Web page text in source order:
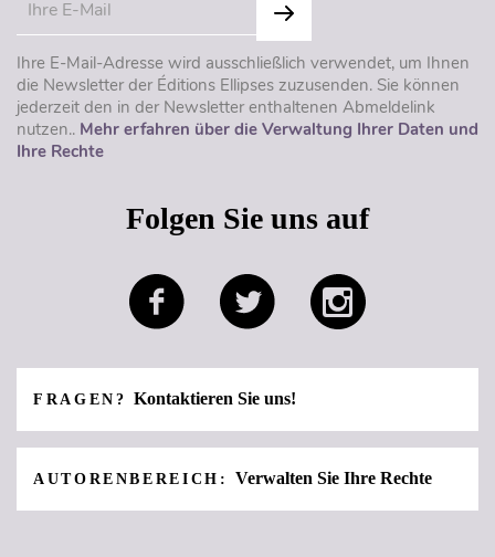
Ihre E-Mail-Adresse wird ausschließlich verwendet, um Ihnen
die Newsletter der Éditions Ellipses zuzusenden. Sie können
jederzeit den in der Newsletter enthaltenen Abmeldelink
nutzen.. Mehr erfahren über die Verwaltung Ihrer Daten und
Ihre Rechte
Folgen Sie uns auf
FRAGEN?Kontaktieren Sie uns!
AUTORENBEREICH:Verwalten Sie Ihre Rechte